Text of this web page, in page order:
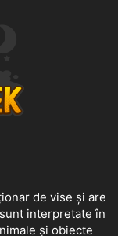
de vise și are
interpretate în
și obiecte